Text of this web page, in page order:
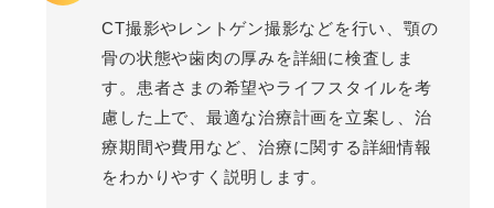
CT撮影やレントゲン撮影などを行い、顎の
骨の状態や歯肉の厚みを詳細に検査しま
す。患者さまの希望やライフスタイルを考
慮した上で、最適な治療計画を立案し、治
療期間や費用など、治療に関する詳細情報
をわかりやすく説明します。